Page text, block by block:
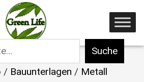
Suche
/ Bauunterlagen / Metall